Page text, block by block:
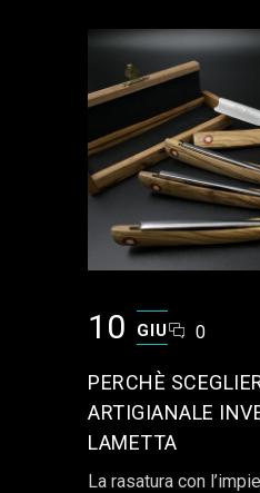
10 GIU 0
PERCHÈ
ARTIGIANALE
LAMETTA
La rasatura con